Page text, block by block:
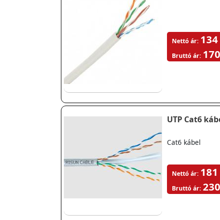
Nettó ár:
Bruttó ár:
UTP Cat6
Cat6 kábel
Nettó ár:
Bruttó ár: